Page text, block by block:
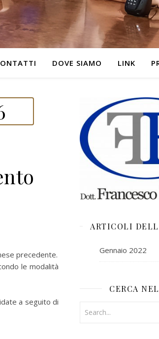
DOVE SIAMO LINK
precedente.
le modalità
a seguito di
ARTICOLI
Gennaio 2022
CERCA